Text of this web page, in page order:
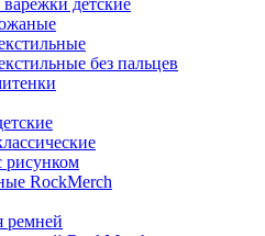
детские
без пальцев
рисунком
RockMerch
ремней